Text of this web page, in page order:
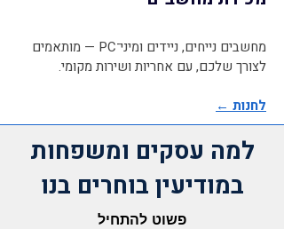
מחשבים נייחים, ניידים ומיני־PC — מותאמים
לצורך שלכם, עם אחריות ושירות מקומי.
לחנות ←
למה עסקים ומשפחות
במודיעין בוחרים בנו
פשוט להתחיל